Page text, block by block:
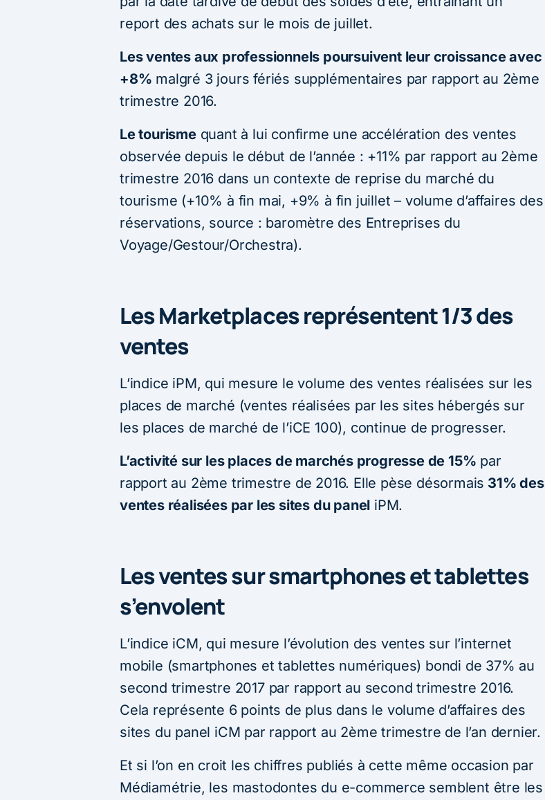
report des achats sur le mois de juillet.
Les ventes aux professionnels poursuivent leur croissance avec
+8% malgré 3 jours fériés supplémentaires par rapport au 2ème
trimestre 2016.
Le tourismequant à lui confirme une accélération des ventes
observée depuis le début de l’année : +11% par rapport au 2ème
trimestre 2016 dans un contexte de reprise du marché du
tourisme (+10% à fin mai, +9% à fin juillet – volume d’affaires des
réservations, source : baromètre des Entreprises du
Voyage/Gestour/Orchestra).
Les Marketplaces représentent 1/3 des
ventes
L’indice iPM, qui mesure le volume des ventes réalisées sur les
places de marché (ventes réalisées par les sites hébergés sur
les places de marché de l’iCE 100), continue de progresser.
L’activité sur les places de marchés progresse de 15% par
rapport au 2ème trimestre de 2016. Elle pèse désormais 31% des
ventes réalisées par les sites du panel iPM.
Les ventes sur smartphones et tablettes
s’envolent
L’indice iCM, qui mesure l’évolution des ventes sur l’internet
mobile (smartphones et tablettes numériques) bondi de 37% au
second trimestre 2017 par rapport au second trimestre 2016.
Cela représente 6 points de plus dans le volume d’affaires des
sites du panel iCM par rapport au 2ème trimestre de l’an dernier.
Et si l’on en croit les chiffres publiés à cette même occasion par
Médiamétrie, les mastodontes du e-commerce semblent être les